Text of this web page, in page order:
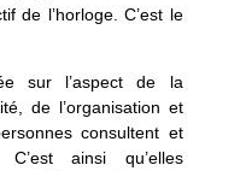
de l’horloge.C’est le
sur l’aspect de la
de l’organisation et
consultent et
ainsi qu’elles